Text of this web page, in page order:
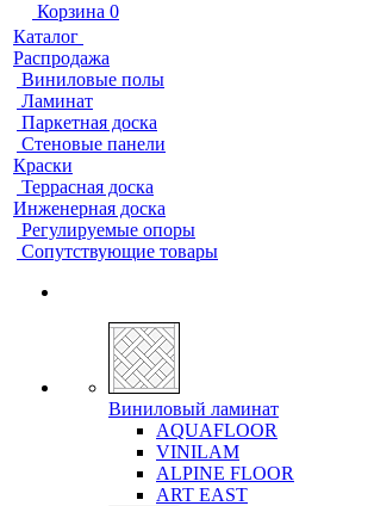
Корзина 0
Каталог
Распродажа
Виниловые полы
Ламинат
Паркетная доска
Стеновые панели
Краски
Террасная доска
Инженерная доска
Регулируемые опоры
Сопутствующие товары
Виниловый ламинат
AQUAFLOOR
VINILAM
ALPINE FLOOR
ART EAST